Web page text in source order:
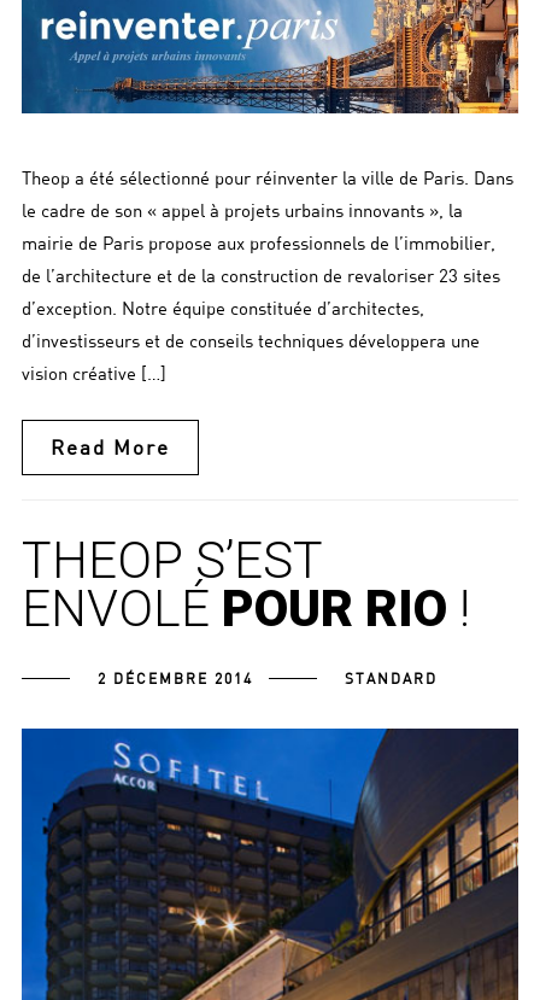
Theop a été sélectionné pour réinventer la ville de Paris. Dans
le cadre de son « appel à projets urbains innovants », la
mairie de Paris propose aux professionnels de l’immobilier,
de l’architecture et de la construction de revaloriser 23 sites
d’exception. Notre équipe constituée d’architectes,
d’investisseurs et de conseils techniques développera une
vision créative […]
Read More
THEOP S’EST
ENVOLÉ POUR RIO !
2 DÉCEMBRE 2014 STANDARD